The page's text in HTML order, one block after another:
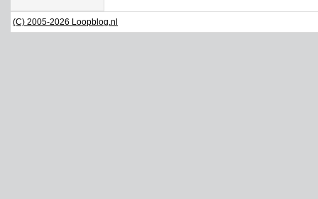
(C) 2005-2026 Loopblog.nl